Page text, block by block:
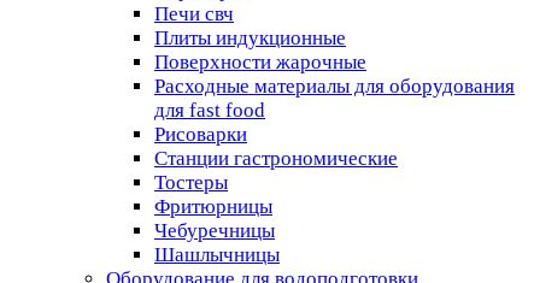
Печи свч
Плиты индукционные
Поверхности жарочные
Расходные материалы для оборудования
для fast food
Рисоварки
Станции гастрономические
Тостеры
Фритюрницы
Чебуречницы
Шашлычницы